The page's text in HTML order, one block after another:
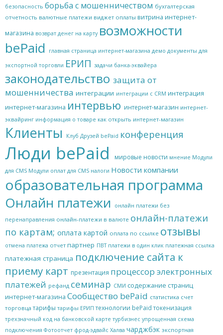
безопасность борьба с мошенничеством бухгалтерская
отчетность валютные платежи виджет оплаты витрина интернет-
магазина возврат денег на карту возможности
bePaid
главная страница интернет-магазина демо документы для
экспортной торговли ЕРИП задачи банка-эквайера
законодательство защита от
мошенничества интеграции интеграции с CRM интеграция
интернет-магазина интервью интернет-магазин интернет-
эквайринг информация о товаре как открыть интернет-магазин
Клиенты Клуб Друзей bePaid конференция
Люди bePaid мировые новости мнение Модули
для CMS Модули оплат для CMS налоги Новости компании
образовательная программа
Онлайн платежи
онлайн платежи без
перенаправления онлайн-платежи в валюте онлайн-платежи
по картам; оплата картой оплата по ссылке отзывы
отмена платежа отчет партнер ПВТ платежи в один клик платежная ссылка
платежная страница подключение сайта к
приему карт презентация процессор электронных
платежей рефанд семинар СМИ содержание страниц
интернет-магазина Сообщество bePaid статистика счет
торговца тарифы тарифы ЕРИП технологии bePaid токенизация
трехзначный код на банковской карте турбизнес упрощенная схема
подключения Фотоотчет фрод-эдвайс Халва чарджбэк экспортная